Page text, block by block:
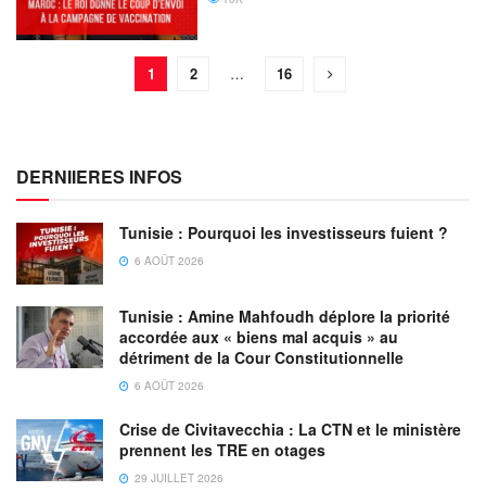
1 2 … 16
DERNIIERES INFOS
Tunisie : Pourquoi les investisseurs fuient ?
6 AOÛT 2026
Tunisie : Amine Mahfoudh déplore la priorité
accordée aux « biens mal acquis » au
détriment de la Cour Constitutionnelle
6 AOÛT 2026
Crise de Civitavecchia : La CTN et le ministère
prennent les TRE en otages
29 JUILLET 2026